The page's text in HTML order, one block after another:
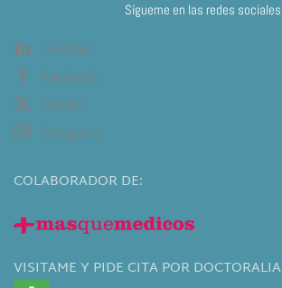
Sígueme en las redes sociales
Linkedin
Facebook
Twitter
Instagram
COLABORADOR DE:
VISITAME Y PIDE CITA POR DOCTORALIA